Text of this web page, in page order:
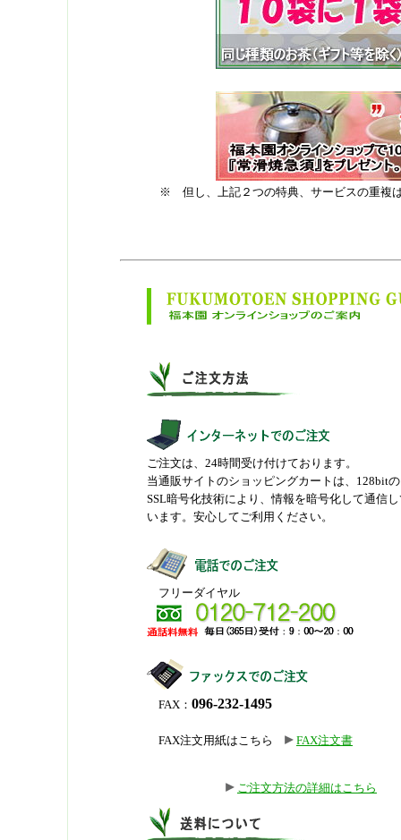
※ 但し、上記２つの特典、サービスの重複
ご注文は、24時間受け付けております。
当通販サイトのショッピングカートは、128bitの
SSL暗号化技術により、情報を暗号化して通信
います。安心してご利用ください。
フリーダイヤル
FAX： 096-232-1495
FAX注文用紙はこちら FAX注文書
ご注文方法の詳細はこちら